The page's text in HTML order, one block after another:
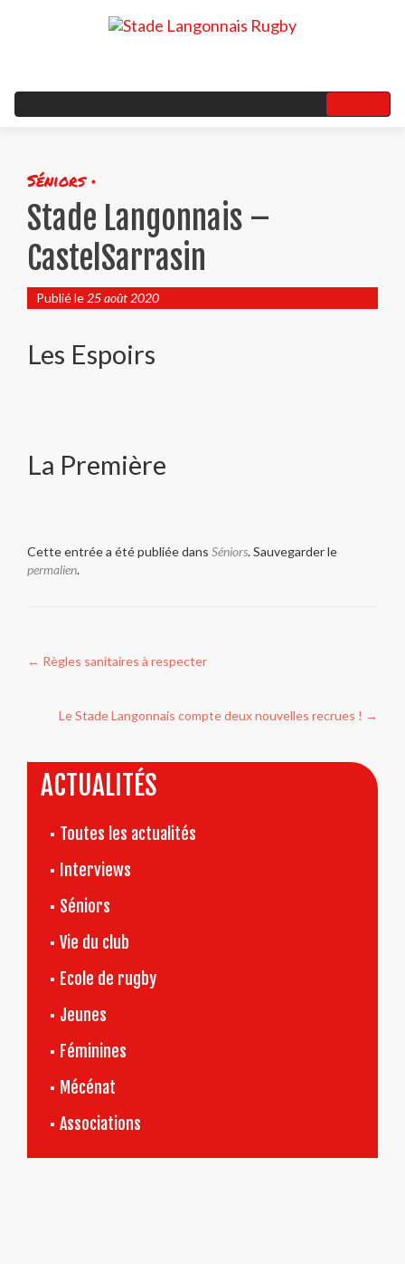
Séniors •
Stade Langonnais –
CastelSarrasin
Publié le 25 août 2020
Les Espoirs
La Première
Cette entrée a été publiée dans Séniors. Sauvegarder le
permalien.
de
l’article
← Règles sanitaires à respecter
Le Stade Langonnais compte deux nouvelles recrues ! →
ACTUALITÉS
Toutes les actualités
Interviews
Séniors
Vie du club
Ecole de rugby
Jeunes
Féminines
Mécénat
Associations